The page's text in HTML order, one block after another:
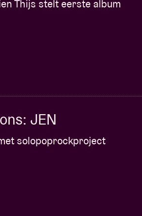
Thijs stelt eerste album
JEN
solopoprockproject